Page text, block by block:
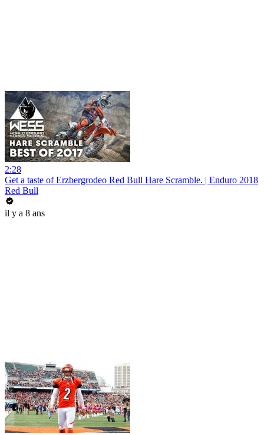
2:28
Get a taste of Erzbergrodeo Red Bull Hare Scramble. | Enduro 2018
Red Bull
il y a 8 ans